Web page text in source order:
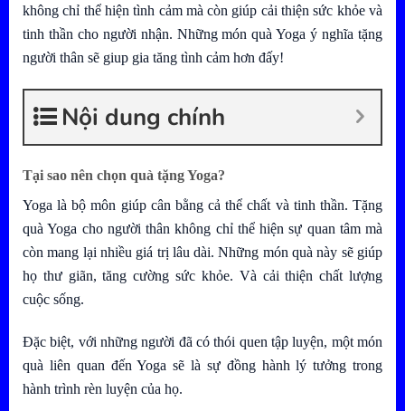
không chỉ thể hiện tình cảm mà còn giúp cải thiện sức khỏe và
tinh thần cho người nhận. Những món quà Yoga ý nghĩa tặng
người thân sẽ giup gia tăng tình cảm hơn đấy!
Nội dung chính
Tại sao nên chọn quà tặng Yoga?
Yoga là bộ môn giúp cân bằng cả thể chất và tinh thần. Tặng
quà Yoga cho người thân không chỉ thể hiện sự quan tâm mà
còn mang lại nhiều giá trị lâu dài. Những món quà này sẽ giúp
họ thư giãn, tăng cường sức khỏe. Và cải thiện chất lượng
cuộc sống.
Đặc biệt, với những người đã có thói quen tập luyện, một món
quà liên quan đến Yoga sẽ là sự đồng hành lý tưởng trong
hành trình rèn luyện của họ.